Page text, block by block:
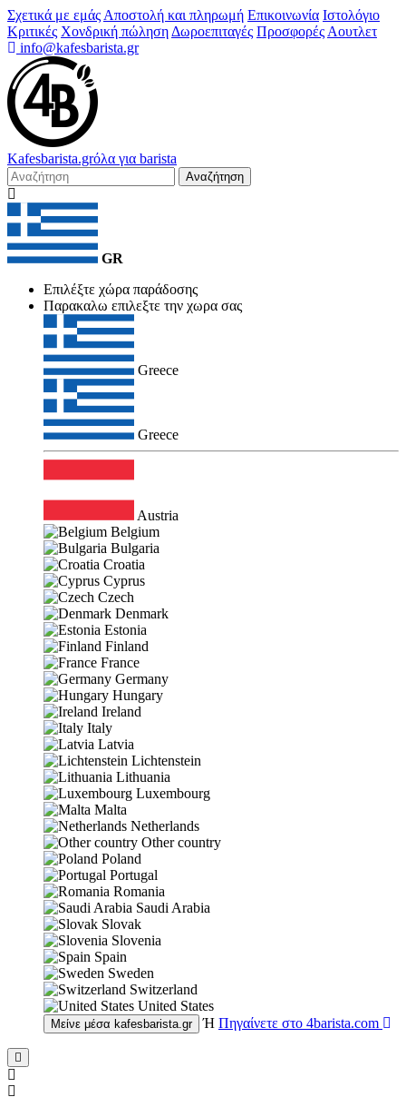
Σχετικά με εμάς Αποστολή και πληρωμή Επικοινωνία Ιστολόγιο
Κριτικές Χονδρική πώληση Δωροεπιταγές Προσφορές Αουτλετ
info@kafesbarista.gr
Kafesbarista.grόλα για barista
Αναζήτηση
GR
Επιλέξτε χώρα παράδοσης
Παρακαλω επιλεξτε την χωρα σας
Greece
Greece
Austria
Belgium
Bulgaria
Croatia
Cyprus
Czech
Denmark
Estonia
Finland
France
Germany
Hungary
Ireland
Italy
Latvia
Lichtenstein
Lithuania
Luxembourg
Malta
Netherlands
Other country
Poland
Portugal
Romania
Saudi Arabia
Slovak
Slovenia
Spain
Sweden
Switzerland
United States
Μείνε μέσα kafesbarista.gr Ή Πηγαίνετε στο 4barista.com